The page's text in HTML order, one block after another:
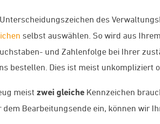
des
selbst auswählen. So wird aus Ihrem
und Zahlenfolge bei Ihrer
bestellen. Dies ist meist unkompliziert
meist zwei gleiche Kennzeichen
Bearbeitungsende ein, können wir